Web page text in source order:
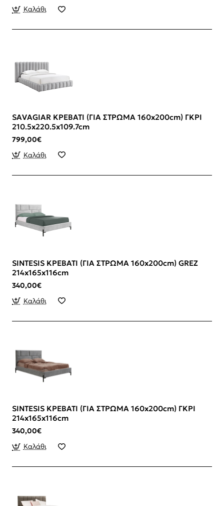
Καλάθι
SAVAGIAR ΚΡΕΒΑΤΙ (ΓΙΑ ΣΤΡΩΜΑ 160x200cm) ΓΚΡΙ
210.5x220.5x109.7cm
799,00€
Καλάθι
SINTESIS ΚΡΕΒΑΤΙ (ΓΙΑ ΣΤΡΩΜΑ 160x200cm) GREZ
214x165x116cm
340,00€
Καλάθι
SINTESIS ΚΡΕΒΑΤΙ (ΓΙΑ ΣΤΡΩΜΑ 160x200cm) ΓΚΡΙ
214x165x116cm
340,00€
Καλάθι